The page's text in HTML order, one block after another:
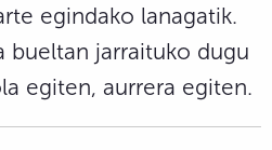
egindako lanagatik.
bueltan jarraituko dugu
egiten, aurrera egiten.